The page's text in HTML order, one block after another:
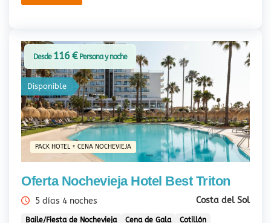
PACK HOTEL + CENA NOCHEVIEJA
Disponible
Oferta Nochevieja Hotel Best Triton
5 días 4 noches Costa del Sol
Baile/Fiesta de Nochevieja Cena de Gala
Cotillón
Desde 116 €Persona y noche